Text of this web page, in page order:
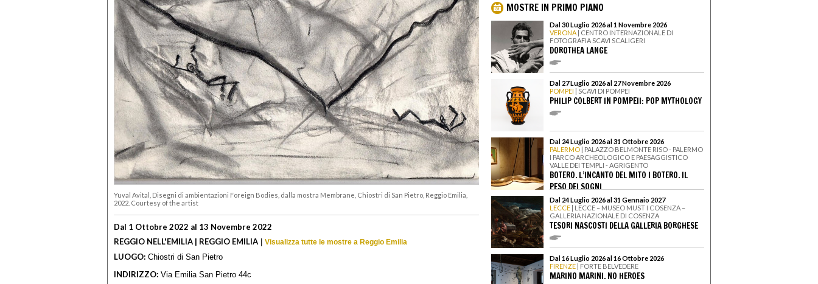
Yuval Avital, Disegni di ambientazioni Foreign Bodies, dalla mostra Membrane, Chiostri di San Pietro, Reggio Emilia,
2022. Courtesy of the artist
Dal 1 Ottobre 2022 al 13 Novembre 2022
REGGIO NELL'EMILIA | REGGIO EMILIA | Visualizza tutte le mostre a Reggio Emilia
LUOGO: Chiostri di San Pietro
INDIRIZZO: Via Emilia San Pietro 44c
MOSTRE IN PRIMO PIANO
Dal 30 Luglio 2026 al 1 Novembre 2026
VERONA | CENTRO INTERNAZIONALE DI
FOTOGRAFIA SCAVI SCALIGERI
DOROTHEA LANGE
Dal 27 Luglio 2026 al 27 Novembre 2026
POMPEI | SCAVI DI POMPEI
PHILIP COLBERT IN POMPEII: POP MYTHOLOGY
Dal 24 Luglio 2026 al 31 Ottobre 2026
PALERMO | PALAZZO BELMONTE RISO - PALERMO
I PARCO ARCHEOLOGICO E PAESAGGISTICO
VALLE DEI TEMPLI - AGRIGENTO
BOTERO. L’INCANTO DEL MITO I BOTERO. IL
PESO DEI SOGNI
Dal 24 Luglio 2026 al 31 Gennaio 2027
LECCE | LECCE – MUSEO MUST I COSENZA –
GALLERIA NAZIONALE DI COSENZA
TESORI NASCOSTI DELLA GALLERIA BORGHESE
Dal 16 Luglio 2026 al 16 Ottobre 2026
FIRENZE | FORTE BELVEDERE
MARINO MARINI. NO HEROES